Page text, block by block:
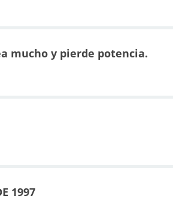
mucho y pierde potencia.
1997